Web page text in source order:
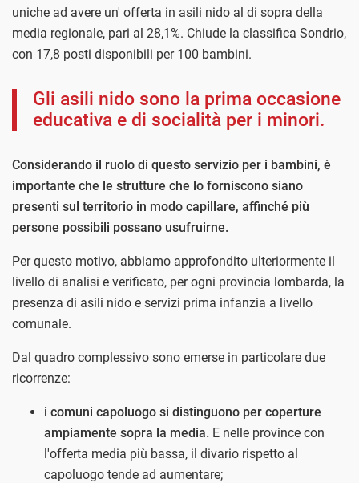
uniche ad avere un' offerta in asili nido al di sopra della
media regionale, pari al 28,1%. Chiude la classifica Sondrio,
con 17,8 posti disponibili per 100 bambini.
Gli asili nido sono la prima occasione
educativa e di socialità per i minori.
Considerando il ruolo di questo servizio per i bambini, è
importante che le strutture che lo forniscono siano
presenti sul territorio in modo capillare, affinché più
persone possibili possano usufruirne.
Per questo motivo, abbiamo approfondito ulteriormente il
livello di analisi e verificato, per ogni provincia lombarda, la
presenza di asili nido e servizi prima infanzia a livello
comunale.
Dal quadro complessivo sono emerse in particolare due
ricorrenze:
i comuni capoluogo si distinguono per coperture
ampiamente sopra la media. E nelle province con
l'offerta media più bassa, il divario rispetto al
capoluogo tende ad aumentare;